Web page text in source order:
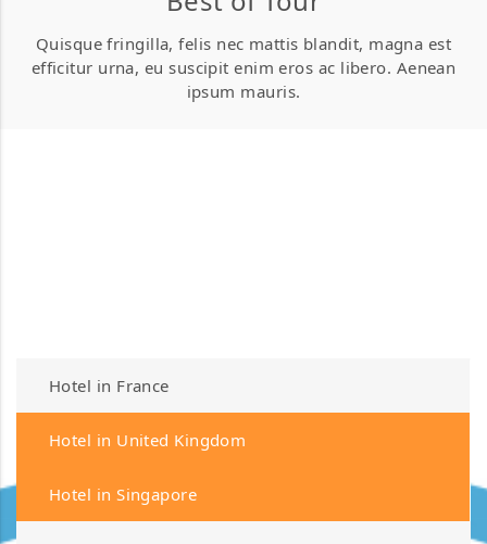
Quisque fringilla, felis nec mattis blandit, magna est
efficitur urna, eu suscipit enim eros ac libero. Aenean
ipsum mauris.
Hotel in France
Hotel in United Kingdom
Hotel in Singapore